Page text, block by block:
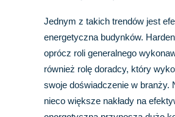
Jednym z takich trendów jest
energetyczna budynków.
oprócz roli generalnego
również rolę doradcy, który
swoje doświadczenie w branży.
nieco większe nakłady na